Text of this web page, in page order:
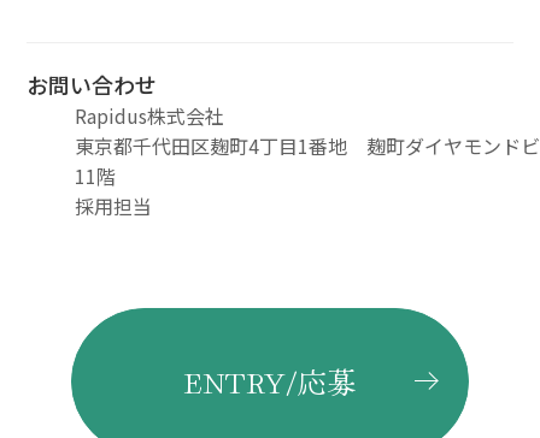
お問い合わせ
Rapidus株式会社
東京都千代田区麹町4丁目1番地 麹町ダイヤモンド
11階
採用担当
ENTRY/応募